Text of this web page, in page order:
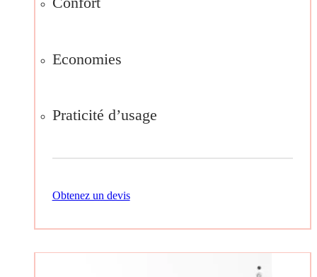
Economies
Praticité d’usage
Obtenez un devis